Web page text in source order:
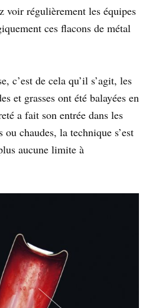
voir régulièrement les équipes
ces flacons de métal
c’est de cela qu’il s’agit, les
et grasses ont été balayées en
a fait son entrée dans les
chaudes, la technique s’est
aucune limite à